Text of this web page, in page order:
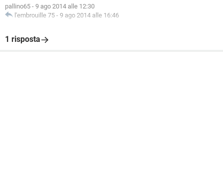
pallino65 - 9 ago 2014 alle 12:30
l'embrouille 75 - 9 ago 2014 alle 16:46
1 risposta